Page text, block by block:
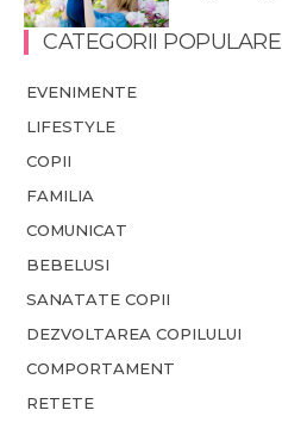
CATEGORII POPULARE
EVENIMENTE
LIFESTYLE
COPII
FAMILIA
COMUNICAT
BEBELUSI
SANATATE COPII
DEZVOLTAREA COPILULUI
COMPORTAMENT
RETETE